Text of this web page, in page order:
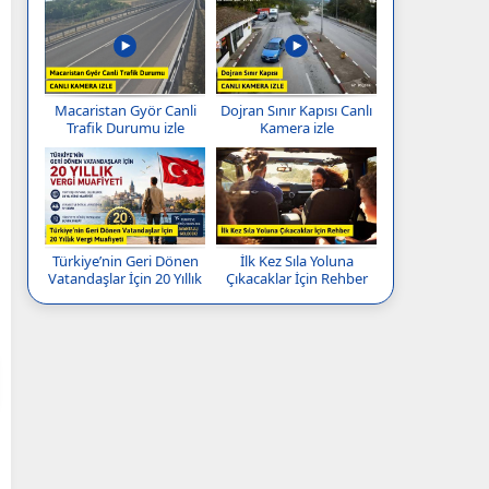
Macaristan Györ Canli
Trafik Durumu izle
Dojran Sınır Kapısı Canlı
Kamera izle
Türkiye’nin Geri Dönen
Vatandaşlar İçin 20 Yıllık
İlk Kez Sıla Yoluna
Çıkacaklar İçin Rehber